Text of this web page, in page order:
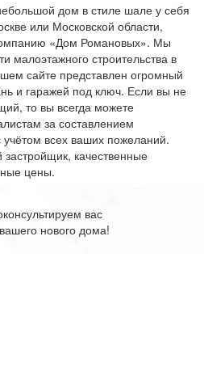
дом в стиле шале у себя
или Московской области,
«Дом Романовых». Мы
малоэтажного строительства в
сайте представлен огромный
и гаражей под ключ. Если вы не
то вы всегда можете
за составлением
учётом всех ваших пожеланий.
качественные
цены.
вас
нового дома!